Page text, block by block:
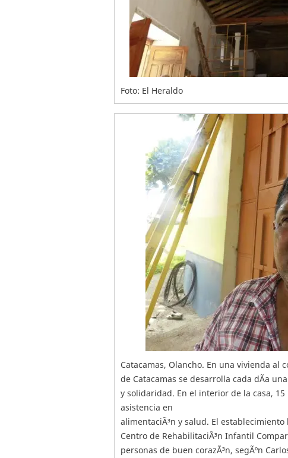
Foto: El Heraldo
Catacamas, Olancho. En una vivienda al
de Catacamas se desarrolla cada dÃ­a
y solidaridad. En el interior de la casa,
asistencia en
alimentaciÃ³n y salud. El establecimiento
Centro de RehabilitaciÃ³n Infantil
personas de buen corazÃ³n, segÃºn